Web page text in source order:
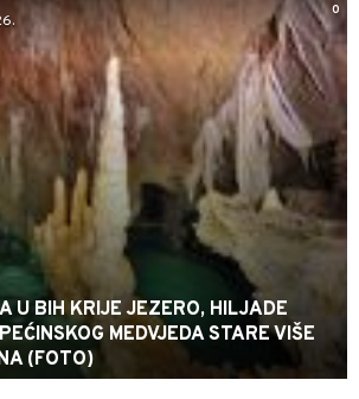
0
U BIH KRIJE JEZERO, HILJADE
MEDVJEDA STARE VIŠE
(FOTO)